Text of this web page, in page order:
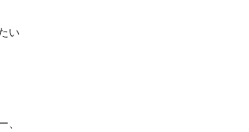
い
、